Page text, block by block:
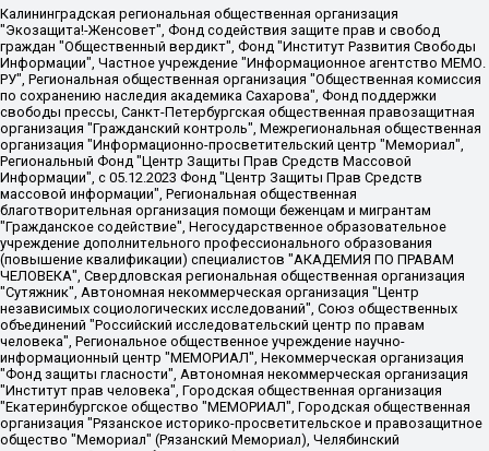
Калининградская региональная общественная организация "Экозащита!-Женсовет", Фонд содействия защите прав и свобод граждан "Общественный вердикт", Фонд "Институт Развития Свободы Информации", Частное учреждение "Информационное агентство МЕМО. РУ", Региональная общественная организация "Общественная комиссия по сохранению наследия академика Сахарова", Фонд поддержки свободы прессы, Санкт-Петербургская общественная правозащитная организация "Гражданский контроль", Межрегиональная общественная организация "Информационно-просветительский центр "Мемориал", Региональный Фонд "Центр Защиты Прав Средств Массовой Информации", с 05.12.2023 Фонд "Центр Защиты Прав Средств массовой информации", Региональная общественная благотворительная организация помощи беженцам и мигрантам "Гражданское содействие", Негосударственное образовательное учреждение дополнительного профессионального образования (повышение квалификации) специалистов "АКАДЕМИЯ ПО ПРАВАМ ЧЕЛОВЕКА", Свердловская региональная общественная организация "Сутяжник", Автономная некоммерческая организация "Центр независимых социологических исследований", Союз общественных объединений "Российский исследовательский центр по правам человека", Региональное общественное учреждение научно-информационный центр "МЕМОРИАЛ", Некоммерческая организация "Фонд защиты гласности", Автономная некоммерческая организация "Институт прав человека", Городская общественная организация "Екатеринбургское общество "МЕМОРИАЛ", Городская общественная организация "Рязанское историко-просветительское и правозащитное общество "Мемориал" (Рязанский Мемориал), Челябинский региональный орган общественной самодеятельности – женское общественное объединение "Женщины Евразии", Челябинский региональный орган общественной самодеятельности "Уральская правозащитная группа", Фонд содействия защите здоровья и социальной справедливости имени Андрея Рылькова, Автономная Некоммерческая Организация "Аналитический Центр Юрия Левады", Автономная некоммерческая организация социальной поддержки населения "Проект Апрель", Региональная общественная организация помощи женщинам и детям, находящимся в кризисной ситуации "Информационно-методический центр "Анна", Фонд содействия развитию массовых коммуникаций и правовому просвещению "Так-так-Так", Фонд содействия устойчивому развитию "Серебряная тайга", Свердловский региональный общественный фонд социальных проектов "Новое время", "Idel.Реалии", Кавказ.Реалии, Крым.Реалии, Телеканал Настоящее Время, Татаро-башкирская служба Радио Свобода (Azatliq Radiosi), Радио Свободная Европа/Радио Свобода (PCE/PC), "Сибирь.Реалии", "Фактограф", Благотворительный фонд помощи осужденным и их семьям, Автономная некоммерческая организация "Институт глобализации и социальных движений", Фонд "В защиту прав заключенных", Частное учреждение "Центр поддержки и содействия развитию средств массовой информации", Пензенский региональный общественный благотворительный фонд "Гражданский союз", "Север.Реалии", Некоммерческая организация Фонд "Правовая инициатива", Общество с ограниченной ответственностью "Радио Свободная Европа/Радио Свобода", Чешское информационное агентство "MEDIUM-ORIENT", Красноярская региональная общественная организация "Мы против СПИДа", Камалягин Денис Николаевич, Маркелов Сергей Евгеньевич, Пономарев Лев Александрович, Савицкая Людмила Алексеевна, Автономная некоммерческая организация "Центр по работе с проблемой насилия "НАСИЛИЮ.НЕТ", Межрегиональный профессиональный союз работников здравоохранения "Альянс врачей", Юридическое лицо, зарегистрированное в Латвийской Республике, SIA "Medusa Project" (регистрационный номер 40103797863, дата регистрации 10.06.2014), Некоммерческая организация "Фонд по борьбе с коррупцией", Автономная некоммерческая организация "Институт права и публичной политики", Баданин Роман Сергеевич, Гликин Максим Александрович, Железнова Мария Михайловна, Лукьянова Юлия Сергеевна, Маетная Елизавета Витальевна, Маняхин Петр Борисович, Чуракова Ольга Владимировна, Ярош Юлия Петровна, Юридическое лицо "The Insider SIA", зарегистрированное в Риге, Латвийская Республика (дата регистрации 26.06.2015), являющееся администратором доменного имени интернет-издания "The Insider SIA", https://theins.ru, Постернак Алексей Евгеньевич, Рубин Михаил Аркадьевич, Анин Роман Александрович, Юридическое лицо Istories fonds, зарегистрированное в Латвийской Республике (регистрационный номер 50008295751, дата регистрации 24.02.2020), Великовский Дмитрий Александрович, Долинина Ирина Николаевна, Мароховская Алеся Алексеевна, Шлейнов Роман Юрьевич, Шмагун Олеся Валентиновна, Общество с ограниченной ответственностью "Альтаир 2021", Общество с ограниченной ответственностью "Вега 2021", Общество с ограниченной ответственностью "Главный редактор 2021", Общество с ограниченной ответственностью "Ромашки монолит", Важенков Артем Валерьевич, Ивановская областная общественная организация "Центр гендерных исследований", Гурман Юрий Альбертович, Медиапроект "ОВД-Инфо", Егоров Владимир Владимирович, Жилинский Владимир Александрович, Общество с ограниченной ответственностью "ЗП", Иванова София Юрьевна, Карезина Инна Павловна, Кильтау Екатерина Викторовна, Петров Алексей Викторович, Пискунов Сергей Евгеньевич, Смирнов Сергей Сергеевич, Тихонов Михаил Сергеевич, Общество с ограниченной ответственностью "ЖУРНАЛИСТ-ИНОСТРАННЫЙ АГЕНТ", Арапова Галина Юрьевна, Вольтская Татьяна Анатольевна, Американская компания "Mason G.E.S. Anonymous Foundation" (США), являющаяся владельцем интернет-издания https://mnews.world/, Компания "Stichting Bellingcat", зарегистрированная в Нидерландах (дата регистрации 11.07.2018), Захаров Андрей Вячеславович, Клепиковская Екатерина Дмитриевна, Общество с ограниченной ответственностью "МЕМО", Перл Роман Александрович, Симонов Евгений Алексеевич, Соловьева Елена Анатольевна, Сотников Даниил Владимирович, Сурначева Елизавета Дмитриевна, Автономная некоммерческая организация по защите прав человека и информированию населения "Якутия – Наше Мнение", Общество с ограниченной ответственностью "Москоу диджитал медиа", с 26.01.2023 Общество с ограниченной ответственностью "Чайка Белые сады", Ветошкина Валерия Валерьевна, Заговора Максим Александрович, Межрегиональное общественное движение "Российская ЛГБТ - сеть", Оленичев Максим Владимирович, Павлов Иван Юрьевич, Скворцова Елена Сергеевна, Общество с ограниченной ответственностью "Как бы инагент", Кочетков Игорь Викторович, Общество с ограниченной ответственностью "Честные выборы", Еланчик Олег Александрович, Общество с ограниченной ответственностью "Нобелевский призыв", Гималова Регина Эмилевна, Григорьев Андрей Валерьевич, Григорьева Алина Александровна, Ассоциация по содействию защите прав призывников, альтернативнослужащих и военнослужащих "Правозащитная группа "Гражданин.Армия.Право", Хисамова Регина Фаритовна, Автономная некоммерческая организация по реализации социально-правовых программ "Лилит", Дальневосточное общественное движение "Маяк", Санкт-Петербургская ЛГБТ-инициативная группа "Выход", Инициативная группа ЛГБТ+ "Реверс", Алексеев Андрей Викторович, Бекбулатова Таисия Львовна, Беляев Иван Михайлович, Владыкина Елена Сергеевна, Гельман Марат Александрович, Никульшина Вероника Юрьевна, Толоконникова Надежда Андреевна, Шендерович Виктор Анатольевич, Общество с ограниченной ответственностью "Данное сообщение", Общество с ограниченной ответственностью Издательский дом "Новая глава", Айнбиндер Александра Александровна, Московский комьюнити-центр для ЛГБТ+инициатив, Благотворительный фонд развития филантропии, Deutsche Welle (Германия, Kurt-Schumacher-Strasse 3, 53113 Bonn), Борзунова Мария Михайловна, Воробьев Виктор Викторович, Голубева Анна Львовна, Константинова Алла Михайловна, Малкова Ирина Владимировна, Мурадов Мурад Абдулгалимович, Осетинская Елизавета Николаевна, Понасенков Евгений Николаевич, Ганапольский Матвей Юрьевич, Киселев Евгений Алексеевич, Борухович Ирина Григорьевна, Дремин Иван Тимофеевич, Дубровский Дмитрий Викторович, Красноярская региональная общественная организация поддержки и развития альтернативных образовательных технологий и межкультурных коммуникаций "ИНТЕРРА", Маяковская Екатерина Алексеевна, Фейгин Марк Захарович, Филимонов Андрей Викторович, Дзугкоева Регина Николаевна, Доброхотов Роман Александрович, Дудь Юрий Александрович, Елкин Сергей Владимирович, Кругликов Кирилл Игоревич, Сабунаева Мария Леонидовна, Семенов Алексей Владимирович, Шаинян Карен Багратович, Шульман Екатерина Михайловна, Асафьев Артур Валерьевич, Вахштайн Виктор Семенович, Венедиктов Алексей Алексеевич, Лушникова Екатерина Евгеньевна, Волков Леонид Михайлович, Невзоров Александр Глебович, Пархоменко Сергей Борисович, Сироткин Ярослав Николаевич, Кара-Мурза Владимир Владимирович, Баранова Наталья Владимировна, Гозман Леонид Яковлевич, Кагарлицкий Борис Юльевич, Климарев Михаил Валерьевич, Милов Владимир Станиславович, Автономная некоммерческая организация Краснодарский центр современного искусства "Типография", Моргенштерн Алишер Тагирович, Соболь Любовь Эдуардовна, Общество с ограниченной ответственностью "ЛИЗА НОРМ", Каспаров Гарри Кимович, Ходорковский Михаил Борисович, Общество с ограниченной ответственностью "Апрельские тезисы", Данилович Ирина Брониславовна, Кашин Олег Владимирович, Петров Николай Владимирович, Пивоваров Алексей Владимирович, Соколов Михаил Владимирович, Цветкова Юлия Владимировна, Чичваркин Евгений Александрович, Комитет против пыток/Команда против пыток, Общество с ограниченной ответственностью "Первый научный", Общество с ограниченной ответственностью "Вертолет и ко", Белоцерковская Вероника Борисовна, Кац Максим Евгеньевич, Лазарева Татьяна Юрьевна, Шаведдинов Руслан Табризович, Яшин Илья Валерьевич, Общество с ограниченной ответственностью "Иноагент ААВ", Алешковский Дмитрий Петрович, Альбац Евгения Марковна, Быков Дмитрий Львович, Галямина Юлия Евгеньевна, Лойко Сергей Леонидович, Мартынов Кирилл Константинович, Медведев Сергей Александрович, Крашенинников Федор Геннадиевич, Гордеева Катерина Вл